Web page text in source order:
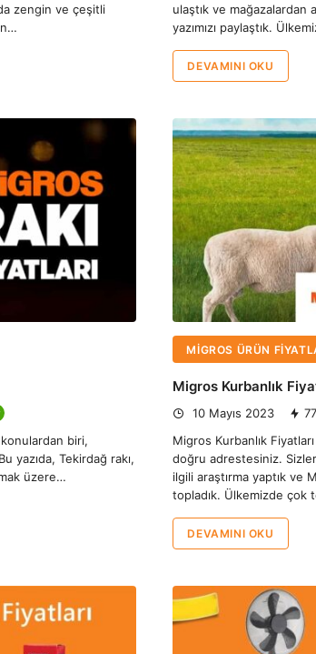
zengin ve çeşitli
ulaştık ve mağazalardan
yazımızı paylaştık.
DEVAMINI OKU
biri,
yazıda, Tekirdağ rakı,
üzere…
MIGROS ÜRÜN
Migros Kurbanlık
10 Mayıs 2023
Migros Kurbanlık
doğru adrestesiniz.
ilgili araştırma yaptık ve
topladık. Ülkemizde çok
DEVAMINI OKU